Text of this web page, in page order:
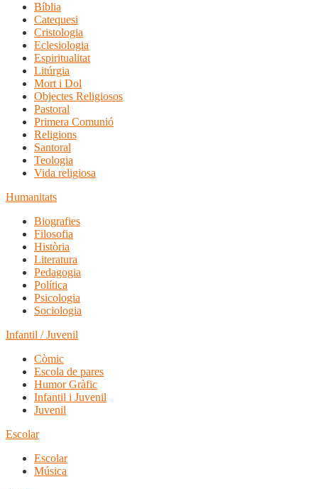
Bíblia
Catequesi
Cristologia
Eclesiologia
Espiritualitat
Litúrgia
Mort i Dol
Objectes Religiosos
Pastoral
Primera Comunió
Religions
Santoral
Teologia
Vida religiosa
Humanitats
Biografies
Filosofia
Història
Literatura
Pedagogia
Política
Psicologia
Sociologia
Infantil / Juvenil
Còmic
Escola de pares
Humor Gràfic
Infantil i Juvenil
Juvenil
Escolar
Escolar
Música